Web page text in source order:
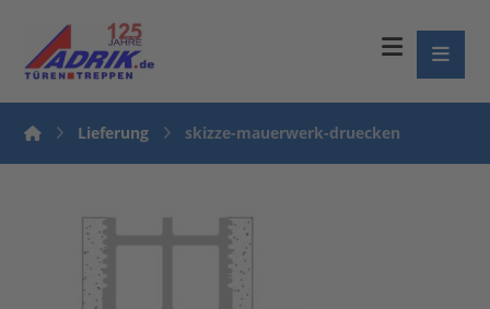
Lieferung skizze-mauerwerk-druecken